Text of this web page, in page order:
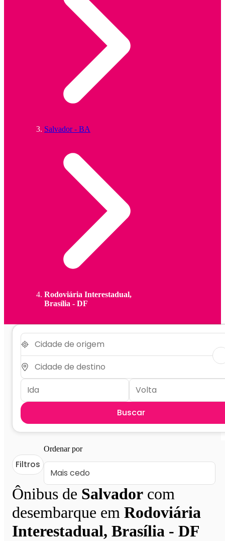
Salvador - BA
Rodoviária Interestadual,
Brasília - DF
Buscar
Ônibus de Salvador com
desembarque em Rodoviária
Interestadual, Brasília - DF
Filtros
Ordenar por